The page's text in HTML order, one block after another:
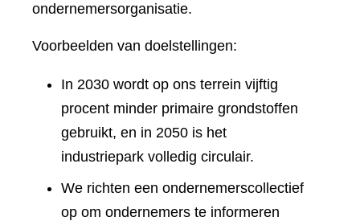
ondernemersorganisatie.
Voorbeelden van doelstellingen:
In 2030 wordt op ons terrein vijftig
procent minder primaire grondstoffen
gebruikt, en in 2050 is het
industriepark volledig circulair.
We richten een ondernemerscollectief
op om ondernemers te informeren